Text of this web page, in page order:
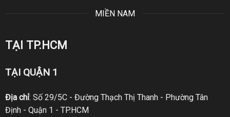
MIỀN NAM
TẠI TP.HCM
TẠI QUẬN 1
Địa chỉ: Số 29/5C - Đường Thạch Thị Thanh - Phường Tân
Định - Quận 1 - TP.HCM